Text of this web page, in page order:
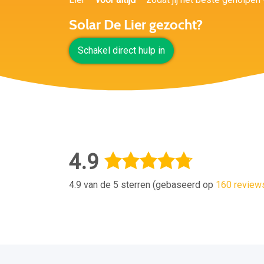
Solar De Lier gezocht?
Schakel direct hulp in
4.9
4.9 van de 5 sterren (gebaseerd op 160